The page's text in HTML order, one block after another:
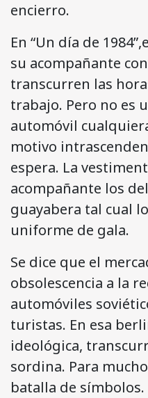
encierro.
En “Un día de
su acompañante
transcurren las
trabajo. Pero no es
automóvil
motivo
espera. La
acompañante los
guayabera tal cual
uniforme de gala.
Se dice que el
obsolescencia a la
automóviles
turistas. En esa
ideológica,
sordina. Para
batalla de